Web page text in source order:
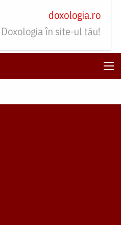
doxologia.ro
în site-ul tău!